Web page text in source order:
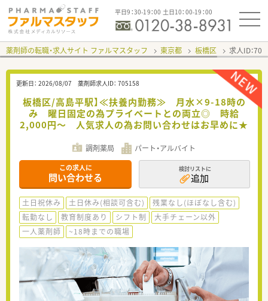
平日9：30-19：00 土日10：00-19：00
薬剤師の転職・求人サイト ファルマスタッフ 東京都 板橋区 求人ID：
更新日： 2026/08/07 薬剤師求人ID： 705158
板橋区/高島平駅】≪扶養内勤務≫ 月水×9-18時の
み 曜日固定の為プライベートとの両立◎ 時給
2,000円～ 人気求人の為お問い合わせはお早めに★
調剤薬局 パート・アルバイト
この求人に
問い合わせる
検討リストに
追加
土日祝休み 土日休み(相談可含む)
残業なし(ほぼなし含む)
転勤なし
教育制度あり シフト制
大手チェーン以外
一人薬剤師
~18時までの職場